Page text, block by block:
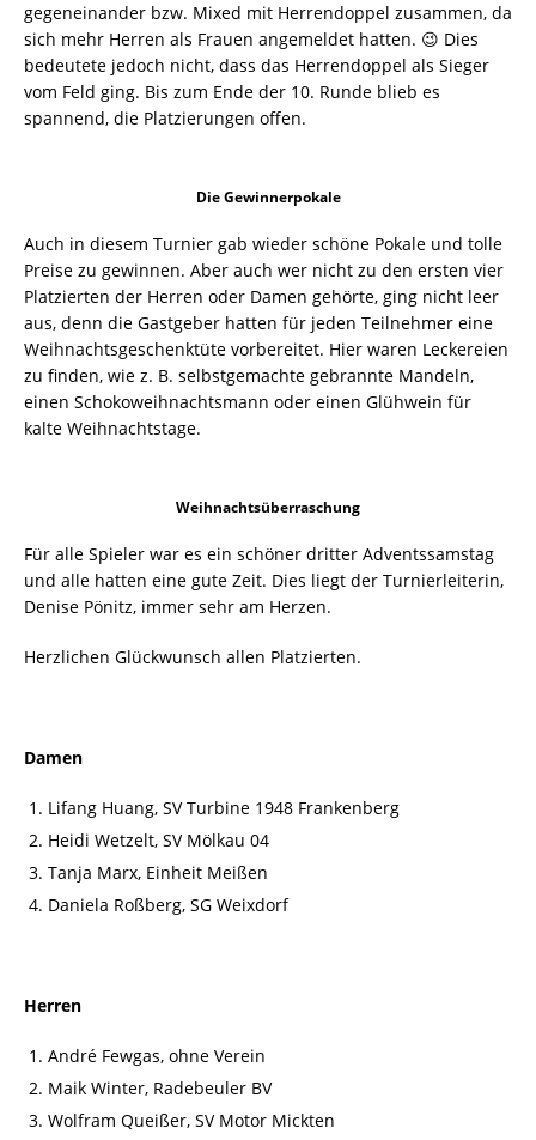
gegeneinander bzw. Mixed mit Herrendoppel zusammen, da
sich mehr Herren als Frauen angemeldet hatten. 😉 Dies
bedeutete jedoch nicht, dass das Herrendoppel als Sieger
vom Feld ging. Bis zum Ende der 10. Runde blieb es
spannend, die Platzierungen offen.
Die Gewinnerpokale
Auch in diesem Turnier gab wieder schöne Pokale und tolle
Preise zu gewinnen. Aber auch wer nicht zu den ersten vier
Platzierten der Herren oder Damen gehörte, ging nicht leer
aus, denn die Gastgeber hatten für jeden Teilnehmer eine
Weihnachtsgeschenktüte vorbereitet. Hier waren Leckereien
zu finden, wie z. B. selbstgemachte gebrannte Mandeln,
einen Schokoweihnachtsmann oder einen Glühwein für
kalte Weihnachtstage.
Weihnachtsüberraschung
Für alle Spieler war es ein schöner dritter Adventssamstag
und alle hatten eine gute Zeit. Dies liegt der Turnierleiterin,
Denise Pönitz, immer sehr am Herzen.
Herzlichen Glückwunsch allen Platzierten.
Damen
Lifang Huang, SV Turbine 1948 Frankenberg
Heidi Wetzelt, SV Mölkau 04
Tanja Marx, Einheit Meißen
Daniela Roßberg, SG Weixdorf
Herren
André Fewgas, ohne Verein
Maik Winter, Radebeuler BV
Wolfram Queißer, SV Motor Mickten